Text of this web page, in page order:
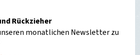
Rückzieher
monatlichen Newsletter zu